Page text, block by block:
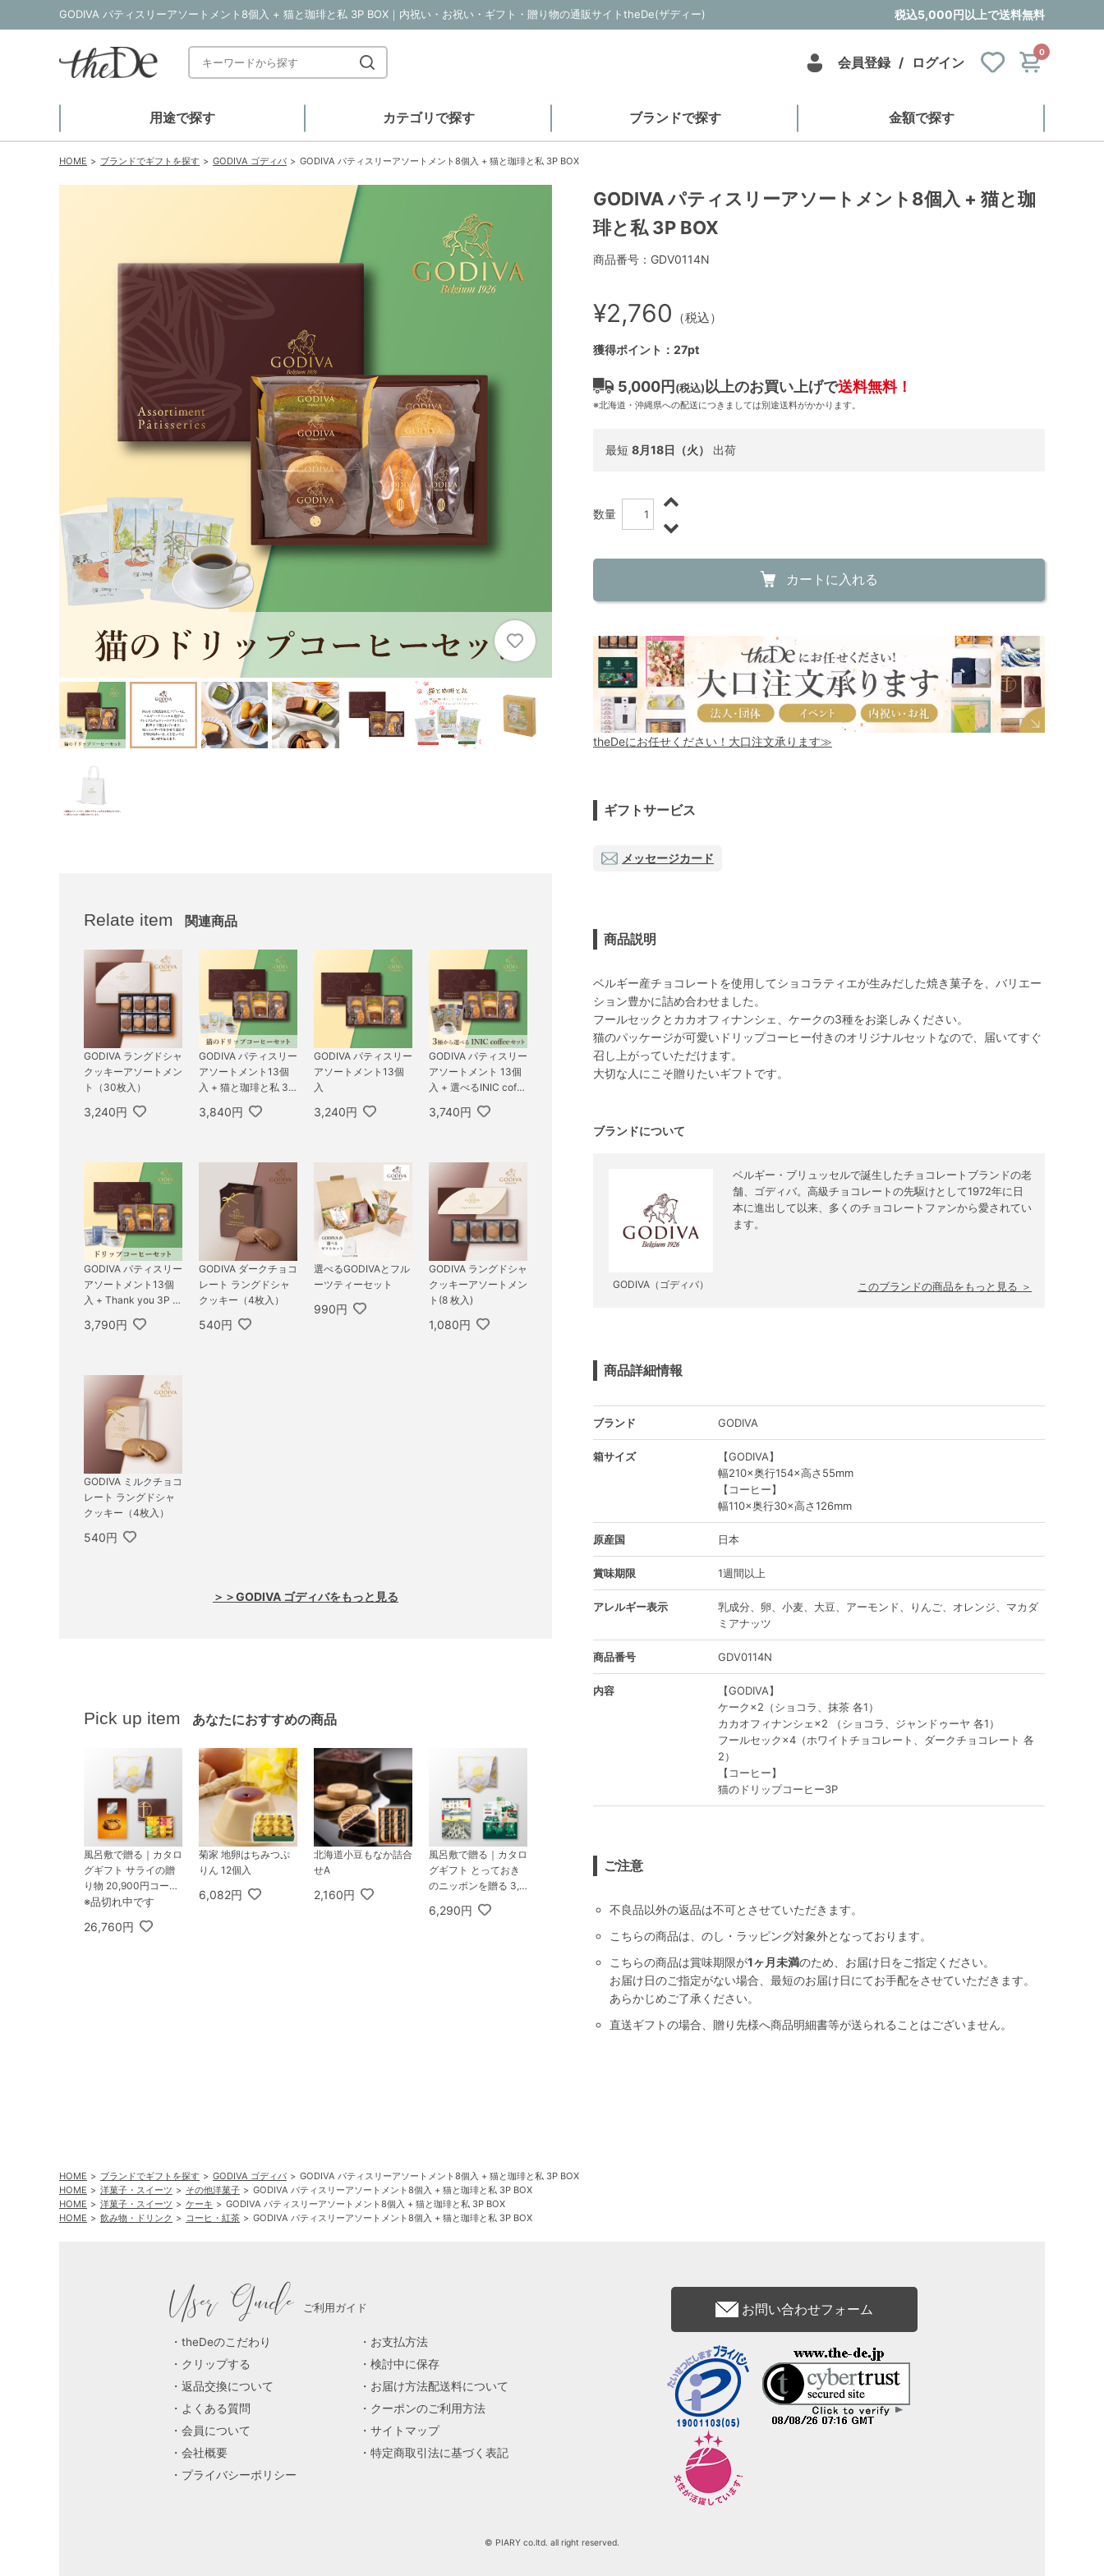
GODIVA パティスリーアソートメント8個入 + 猫と珈琲と私 3P BOX｜内祝い・お祝い・ギフト・贈り物の通販サイトtheDe(ザディー) 税込5,000円以上で送料無料
会員登録 / ログイン
0
用途で探す カテゴリで探す ブランドで探す 金額で探す
HOME ブランドでギフトを探す GODIVA ゴディバ GODIVA パティスリーアソートメント8個入 + 猫と珈琲と私 3P BOX
Relate item 関連商品
GODIVA ラングドシャ
クッキーアソートメン
ト（30枚入）
3,240円
GODIVA パティスリー
アソートメント13個
入 + 猫と珈琲と私 3P
3,840円
GODIVA パティスリー
アソートメント13個
入
3,240円
GODIVA パティスリー
アソートメント 13個
入 + 選べるINIC coffe
3,740円
GODIVA パティスリー
アソートメント13個
入 + Thank you 3P B
3,790円
GODIVA ダークチョコ
レート ラングドシャ
クッキー（4枚入）
540円
選べるGODIVAとフル
ーツティーセット
990円
GODIVA ラングドシャ
クッキーアソートメン
ト(8 枚入)
1,080円
GODIVA ミルクチョコ
レート ラングドシャ
クッキー（4枚入）
540円
＞＞GODIVA ゴディバをもっと見る
Pick up item あなたにおすすめの商品
風呂敷で贈る｜カタロ
グギフト サライの贈
り物 20,900円コース
琥珀 ＋ 銀座千疋屋 銀
個入
※品切れ中です
26,760円
菊家 地卵はちみつぷ
りん 12個入
6,082円
北海道小豆もなか詰合
せA
2,160円
風呂敷で贈る｜カタロ
グギフト とっておき
のニッポンを贈る 3,9
ターバックス オリガ
6,290円
GODIVA パティスリーアソートメント8個入 + 猫と珈
琲と私 3P BOX
商品番号：GDV0114N
¥2,760 （税込）
獲得ポイント：27pt
5,000円 (税込) 以上のお買い上げで送料無料！
※北海道・沖縄県への配送につきましては別途送料がかかります。
最短 8月18日（火） 出荷
数量
カートに入れる
theDeにお任せください！大口注文承ります≫
ギフトサービス
メッセージカード
商品説明
ベルギー産チョコレートを使用してショコラティエが生みだした焼き菓子を、バリエー
ション豊かに詰め合わせました。
フールセックとカカオフィナンシェ、ケークの3種をお楽しみください。
猫のパッケージが可愛いドリップコーヒー付きのオリジナルセットなので、届いてすぐ
召し上がっていただけます。
大切な人にこそ贈りたいギフトです。
ブランドについて
GODIVA（ゴディバ）
ベルギー・ブリュッセルで誕生したチョコレートブランドの老
舗、ゴディバ。高級チョコレートの先駆けとして1972年に日
本に進出して以来、多くのチョコレートファンから愛されてい
ます。
このブランドの商品をもっと見る ＞
商品詳細情報
ブランド GODIVA
箱サイズ
【GODIVA】
幅210×奥行154×高さ55mm
【コーヒー】
幅110×奥行30×高さ126mm
原産国 日本
賞味期限 1週間以上
アレルギー表示
乳成分、卵、小麦、大豆、アーモンド、りんご、オレンジ、マカダ
ミアナッツ
商品番号 GDV0114N
内容
【GODIVA】
ケーク×2（ショコラ、抹茶 各1）
カカオフィナンシェ×2 （ショコラ、ジャンドゥーヤ 各1）
フールセック×4（ホワイトチョコレート、ダークチョコレート 各
2）
【コーヒー】
猫のドリップコーヒー3P
ご注意
不良品以外の返品は不可とさせていただきます。
こちらの商品は、のし・ラッピング対象外となっております。
こちらの商品は賞味期限が1ヶ月未満のため、お届け日をご指定ください。
お届け日のご指定がない場合、最短のお届け日にてお手配をさせていただきます。
あらかじめご了承ください。
直送ギフトの場合、贈り先様へ商品明細書等が送られることはございません。
HOME ブランドでギフトを探す GODIVA ゴディバ
GODIVA パティスリーアソートメント8個入 + 猫と珈琲と私 3P BOX
HOME
洋菓子・スイーツ その他洋菓子
GODIVA パティスリーアソートメント8個入 + 猫と珈琲と私 3P BOX
HOME
洋菓子・スイーツ ケーキ
GODIVA パティスリーアソートメント8個入 + 猫と珈琲と私 3P BOX
HOME
飲み物・ドリンク コーヒ・紅茶 GODIVA パティスリーアソートメント8個入 + 猫と珈琲と私 3P BOX
User Guide ご利用ガイド
theDeのこだわり
お支払方法
クリップする
検討中に保存
返品交換について
お届け方法配送料について
よくある質問
クーポンのご利用方法
会員について
サイトマップ
会社概要
特定商取引法に基づく表記
プライバシーポリシー
お問い合わせフォーム
© PIARY co.ltd. all right reserved.